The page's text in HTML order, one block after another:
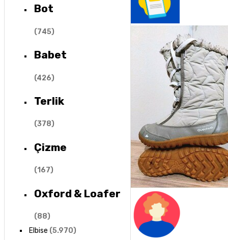
Bot
(745)
Babet
(426)
Terlik
(378)
Çizme
(167)
Oxford & Loafer
(88)
Elbise (5.970)